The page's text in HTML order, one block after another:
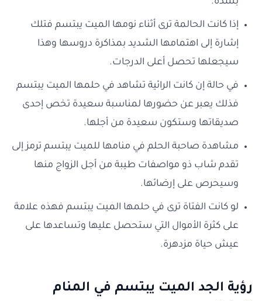
بشدة.
إذا كانت الحالمة ترى أثناء نومها الميت يبتسم فتلك
إشارة إلى اهتمامها الشديد بمذاكرة دروسها وهذا
سيجعلها تحصل أعلى الدرجات.
في حالة إن كانت الرائية تشاهد في حلمها الميت يبتسم
فذلك يعبر عن حضورها لمناسبة سعيدة تخص إحدى
صديقاتها وستكون سعيدة من أجلها.
مشاهدة صاحبة الحلم في منامها للميت يبتسم ترمز إلى
تقدم شاب ذو مواصفات طيبة من أجل الزواج منها
وسيحرص على إرضائها.
لو كانت الفتاة ترى في حلمها الميت يبتسم فهذه علامة
على كثرة الأموال التي ستحصل عليها وتساعدها على
عيش حياة مزدهرة.
رؤية الجد الميت يبتسم في المنام